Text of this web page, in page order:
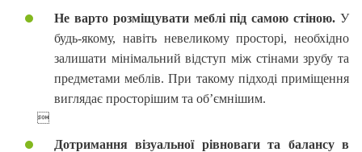
Не варто розміщувати меблі під самою стіною. У
будь-якому, навіть невеликому просторі, необхідно
залишати мінімальний відступ між стінами зрубу та
предметами меблів. При такому підході приміщення
виглядає просторішим та об’ємнішим.

Дотримання візуальної рівноваги та балансу в